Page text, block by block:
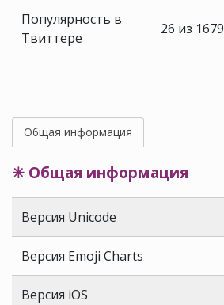
Популярность в
Твиттере
26 из 1679
Общая информация
✳ Общая информация
Версия Unicode
Версия Emoji Charts
Версия iOS